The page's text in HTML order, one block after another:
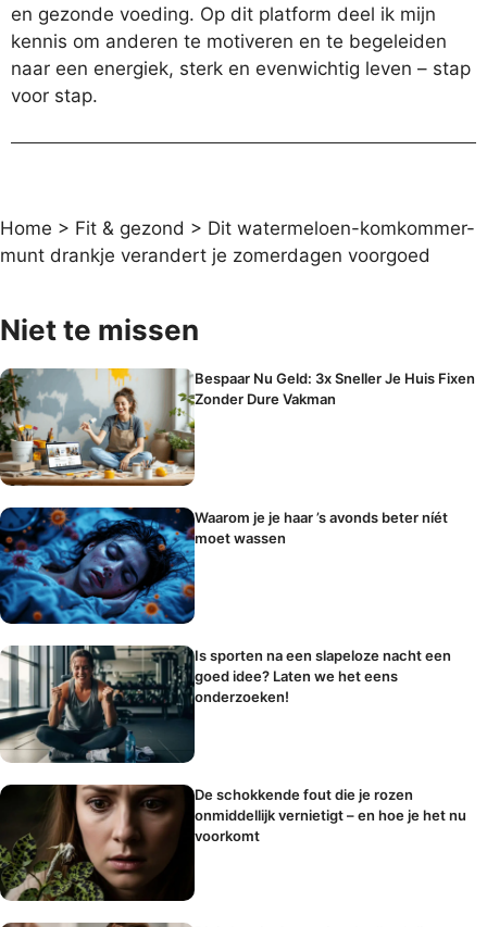
en gezonde voeding. Op dit platform deel ik mijn
kennis om anderen te motiveren en te begeleiden
naar een energiek, sterk en evenwichtig leven – stap
voor stap.
Home > Fit & gezond > Dit watermeloen-komkommer-
munt drankje verandert je zomerdagen voorgoed
Niet te missen
Bespaar Nu Geld: 3x Sneller Je Huis Fixen
Zonder Dure Vakman
Waarom je je haar ’s avonds beter níét
moet wassen
Is sporten na een slapeloze nacht een
goed idee? Laten we het eens
onderzoeken!
De schokkende fout die je rozen
onmiddellijk vernietigt – en hoe je het nu
voorkomt